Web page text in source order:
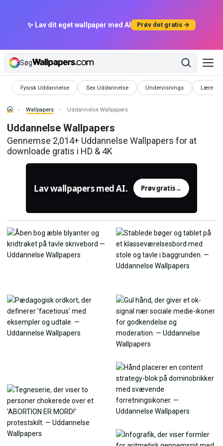
✨ Lav dit eget wallpaper med AI Prøv det gratis →
Søg
Fysisk Uddannelse
Wallpapers Sex Uddannelse
Wallpapers Undervisnings
Wallpapers Lærer
Wallpapers Uddannelse Wallpapers
Uddannelse Wallpapers
Gennemse 2,014+ Uddannelse Wallpapers for at
downloade gratis i HD & 4K
Lav wallpapers med AI. Prøv gratis→